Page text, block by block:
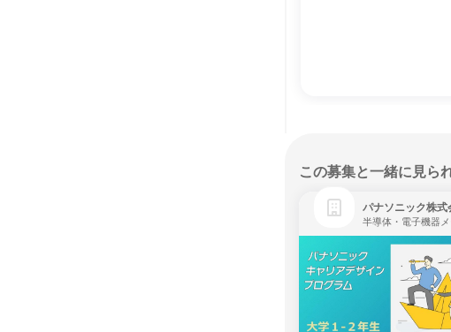
この募集と一緒に見ら
パナソニック株式
半導体・電子機器